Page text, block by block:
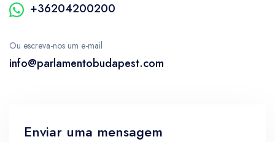
Entrar
+36204200200
Ou escreva-nos um e-mail
info@parlamentobudapest.com
Enviar uma mensagem